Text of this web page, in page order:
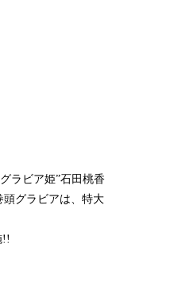
ラビア姫”石田桃香
グラビアは、特大
!!